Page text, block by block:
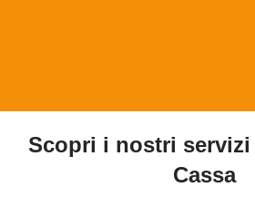
Scopri i nostri servizi
Cassa